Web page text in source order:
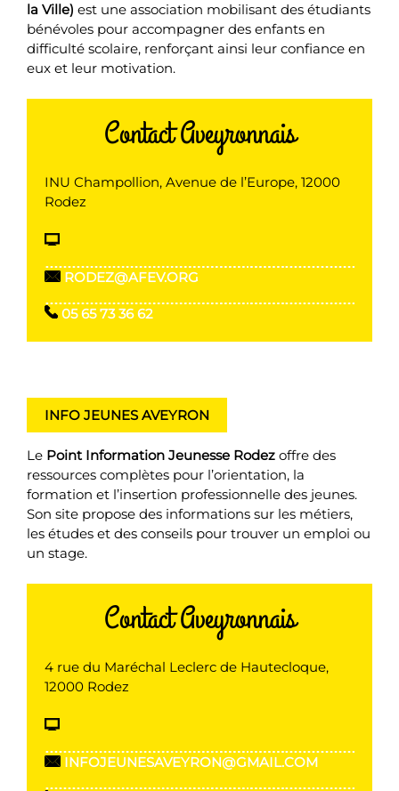
la Ville) est une association mobilisant des étudiants
bénévoles pour accompagner des enfants en
difficulté scolaire, renforçant ainsi leur confiance en
eux et leur motivation.
Contact Aveyronnais
INU Champollion, Avenue de l’Europe, 12000
Rodez
RODEZ@AFEV.ORG
05 65 73 36 62
INFO JEUNES AVEYRON
Le Point Information Jeunesse Rodez offre des
ressources complètes pour l’orientation, la
formation et l’insertion professionnelle des jeunes.
Son site propose des informations sur les métiers,
les études et des conseils pour trouver un emploi ou
un stage.
Contact Aveyronnais
4 rue du Maréchal Leclerc de Hautecloque,
12000 Rodez
INFOJEUNESAVEYRON@GMAIL.COM